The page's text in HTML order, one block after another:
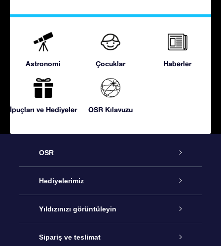
Astronomi Çocuklar Haberler
İpuçları ve Hediyeler OSR Kılavuzu
OSR
Hizmet
İletişim
Blogu
Hediyelerimiz
Çevrimiçi Yıldız Hediyesi
OSR Hediye Paketi
Yıldızınızı görüntüleyin
Star Register
Sipariş ve teslimat